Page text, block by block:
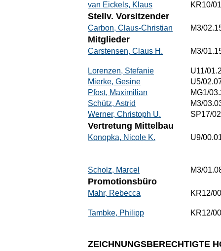
van Eickels, Klaus KR10/
Stellv. Vorsitzender
Carbon, Claus-Christian M3/
Mitglieder
Carstensen, Claus H. M3/
Lorenzen, Stefanie
U11/
Mierke, Gesine
U5/
Pfost, Maximilian
MG1/
Schütz, Astrid
M3/
Werner, Christoph U.
SP17/
Vertretung Mittelbau
Konopka, Nicole K. U9/
Scholz, Marcel M3/
Promotionsbüro
Mahr, Rebecca KR12/
Tambke, Philipp KR12/
ZEICHNUNGSBERECHTIGTE